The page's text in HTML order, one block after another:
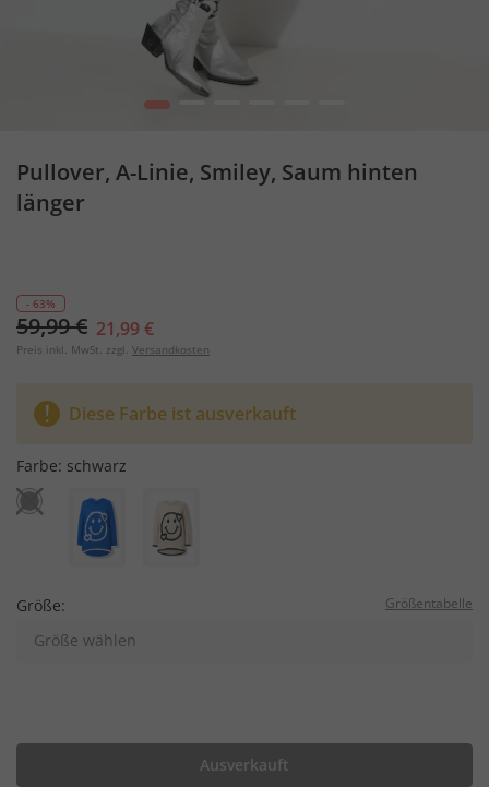
1
Pullover, A-Linie, Smiley, Saum hinten
länger
- 63%
59,99 € 21,99 €
Preis inkl. MwSt. zzgl. Versandkosten
Diese Farbe ist ausverkauft
Farbe: schwarz
Größe: Größentabelle
Größe wählen
Ausverkauft